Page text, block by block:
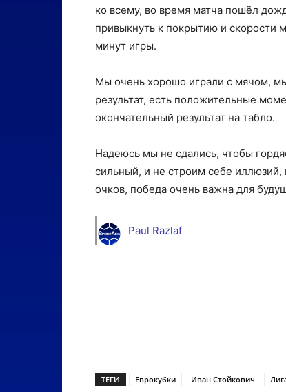
ко всему, во время матча пошёл
привыкнуть к покрытию и скорости
минут игры.
Мы очень хорошо играли с мячом,
результат, есть положительные
окончательный результат на табло.
Надеюсь мы не сдались, чтобы
сильный, и не строим себе иллюзий,
очков, победа очень важна для
Paul Razlaf
ТЕГИ Еврокубки Иван Стойкович